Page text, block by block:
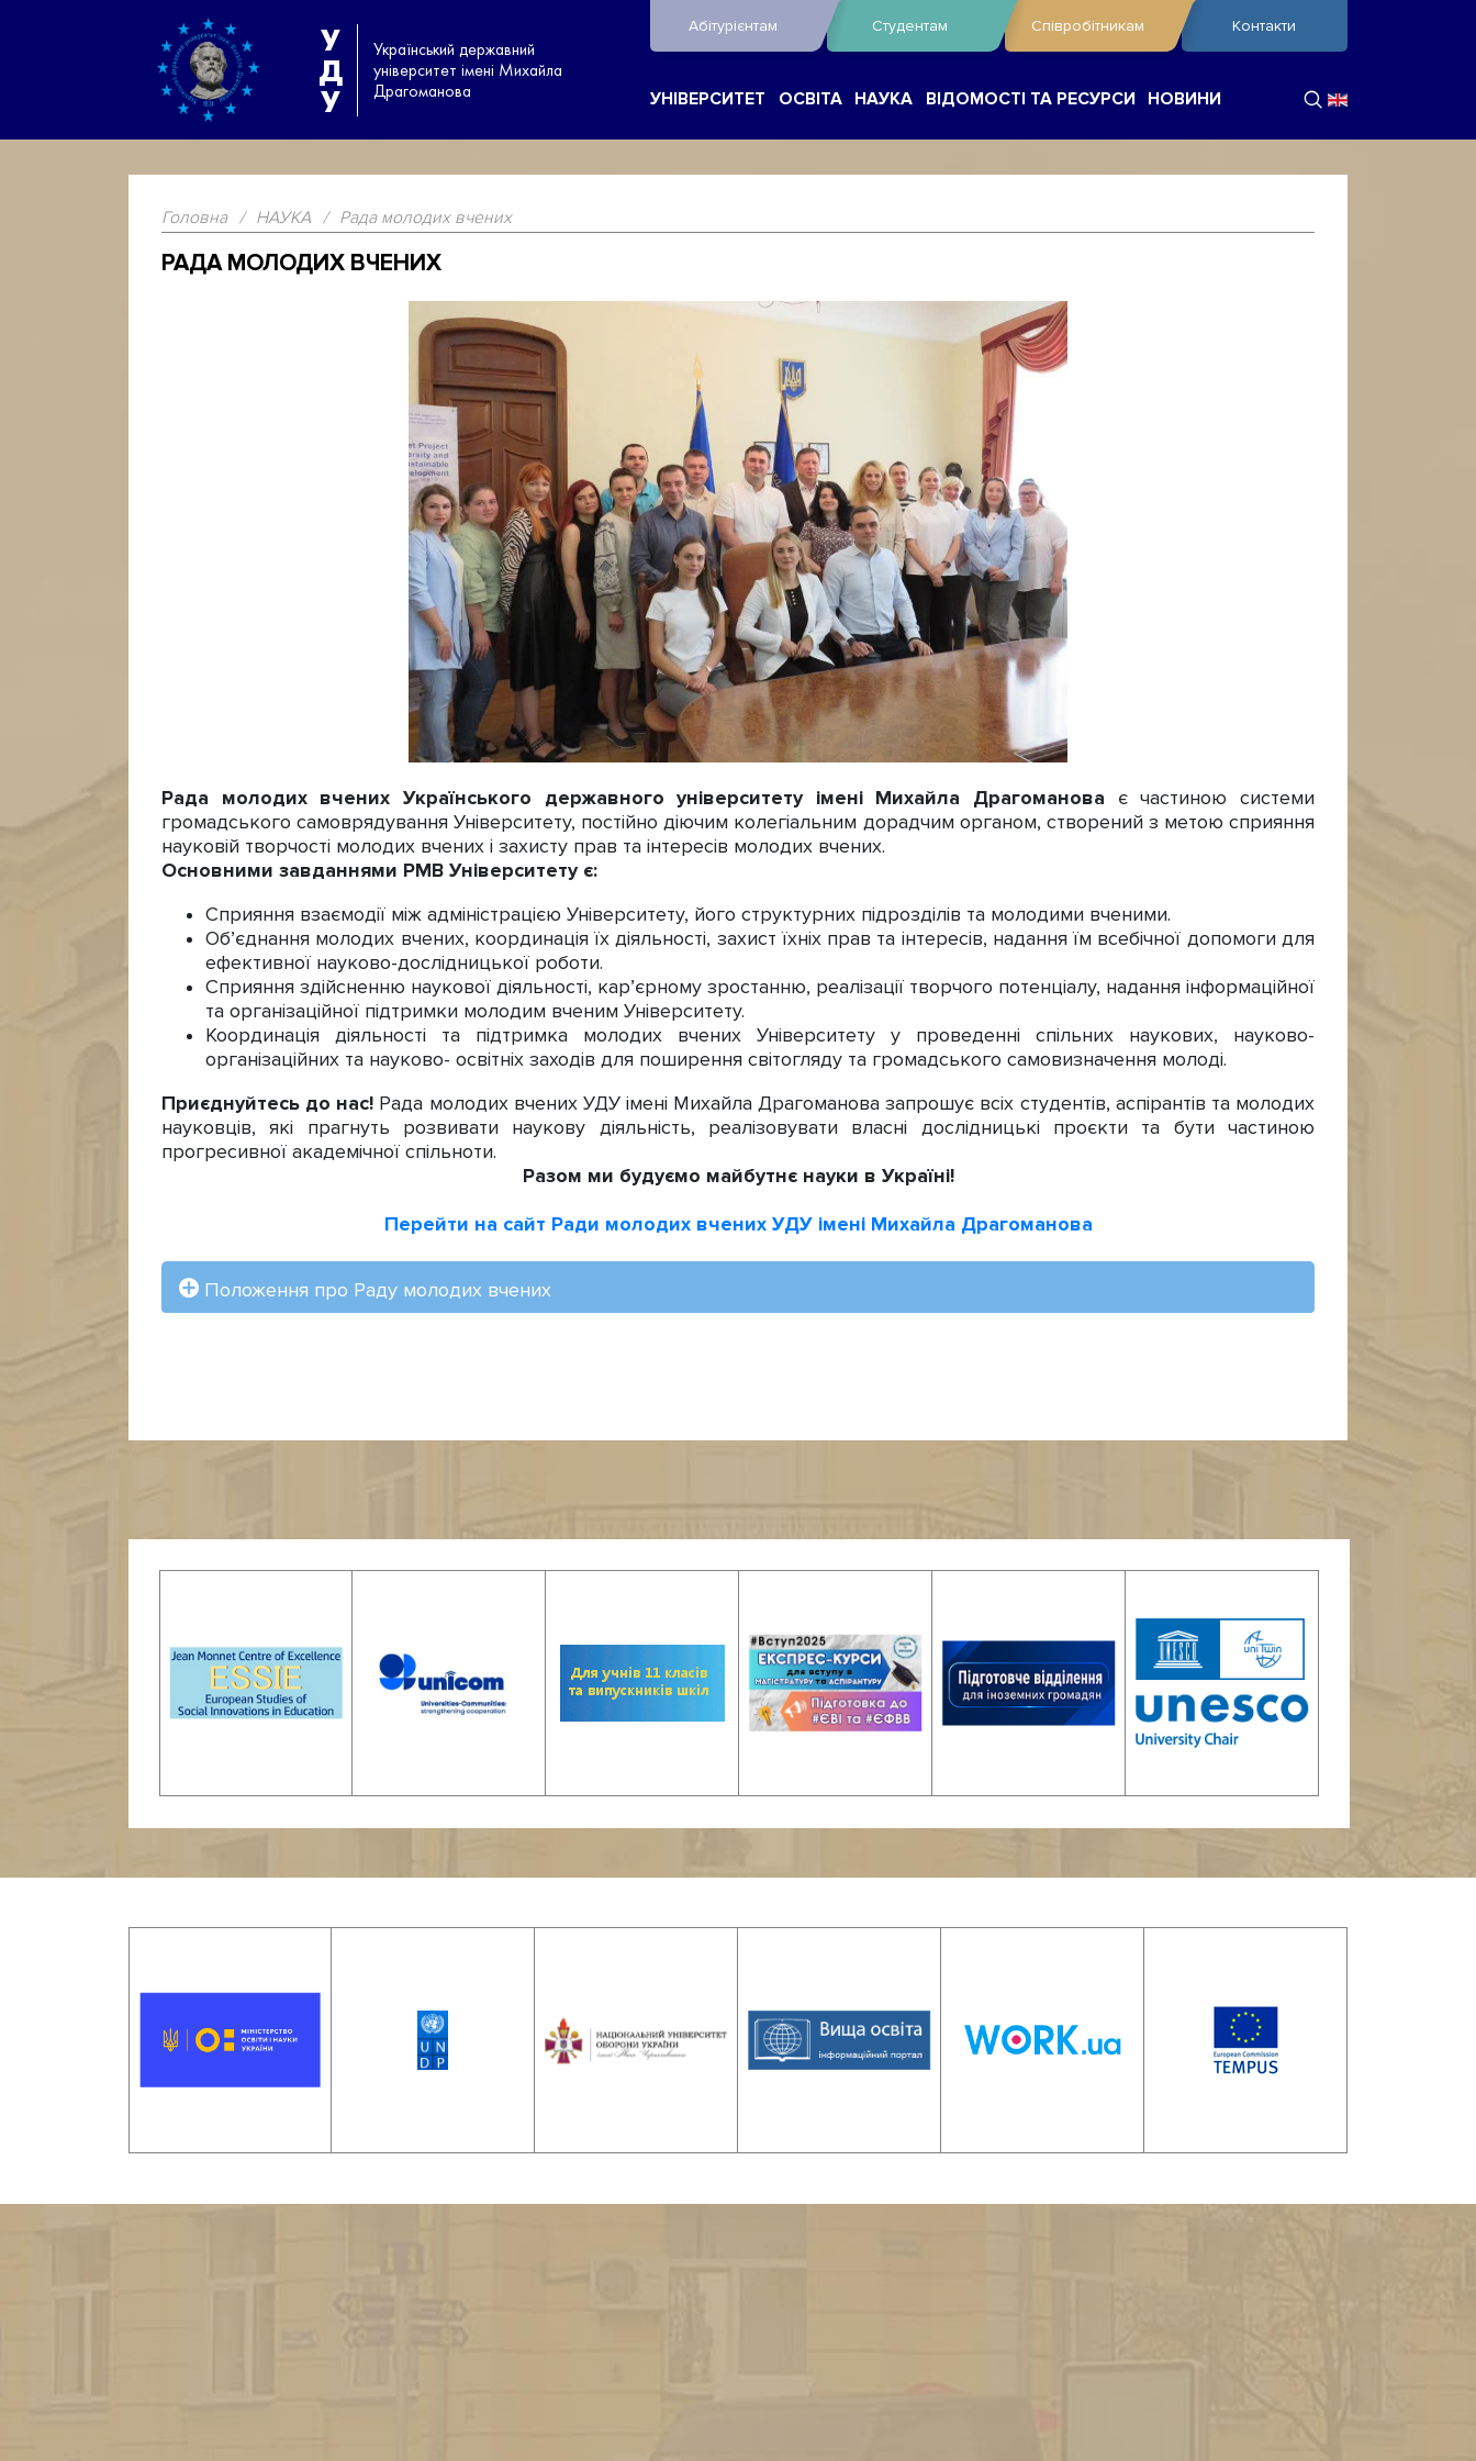
У
Д
У
Український державний
університет імені Михайла
Драгоманова
Абітурієнтам Студентам Співробітникам Контакти
УНІВЕРСИТЕТ ОСВІТА НАУКА ВІДОМОСТІ ТА РЕСУРСИ НОВИНИ
Головна / НАУКА / Рада молодих вчених
РАДА МОЛОДИХ ВЧЕНИХ
Рада молодих вчених Українського державного університету імені Михайла Драгоманова є частиною системи
громадського самоврядування Університету, постійно діючим колегіальним дорадчим органом, створений з метою сприяння
науковій творчості молодих вчених і захисту прав та інтересів молодих вчених.
Основними завданнями РМВ Університету є:
Сприяння взаємодії між адміністрацією Університету, його структурних підрозділів та молодими вченими.
Об’єднання молодих вчених, координація їх діяльності, захист їхніх прав та інтересів, надання їм всебічної допомоги для
ефективної науково-дослідницької роботи.
Сприяння здійсненню наукової діяльності, кар’єрному зростанню, реалізації творчого потенціалу, надання інформаційної
та організаційної підтримки молодим вченим Університету.
Координація діяльності та підтримка молодих вчених Університету у проведенні спільних наукових, науково-
організаційних та науково- освітніх заходів для поширення світогляду та громадського самовизначення молоді.
Приєднуйтесь до нас! Рада молодих вчених УДУ імені Михайла Драгоманова запрошує всіх студентів, аспірантів та молодих
науковців, які прагнуть розвивати наукову діяльність, реалізовувати власні дослідницькі проєкти та бути частиною
прогресивної академічної спільноти.
Разом ми будуємо майбутнє науки в Україні!
Перейти на сайт Ради молодих вчених УДУ імені Михайла Драгоманова
Положення про Раду молодих вчених